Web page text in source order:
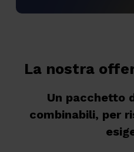
La nostra
Un pacchetto
combinabili, per